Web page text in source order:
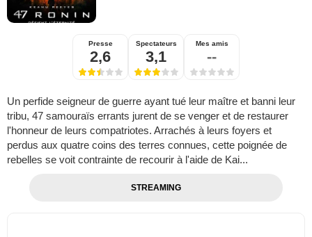
Presse
2,6
Spectateurs
3,1
Mes amis
--
Un perfide seigneur de guerre ayant tué leur maître et banni leur
tribu, 47 samouraïs errants jurent de se venger et de restaurer
l'honneur de leurs compatriotes. Arrachés à leurs foyers et
perdus aux quatre coins des terres connues, cette poignée de
rebelles se voit contrainte de recourir à l'aide de Kai...
STREAMING